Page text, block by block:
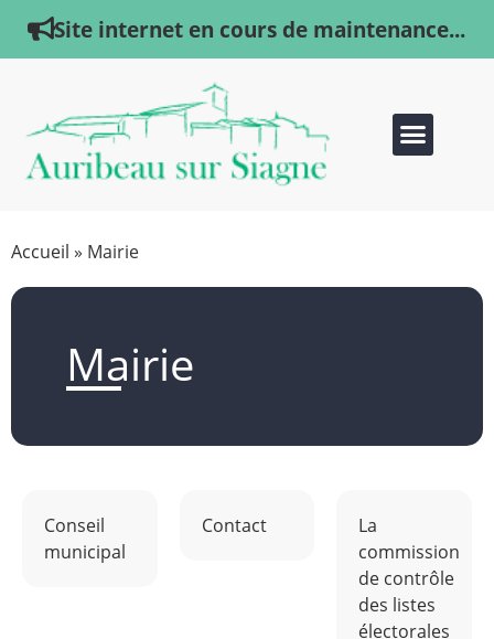
Site internet en cours de maintenance...
Accueil » Mairie
Mairie
Conseil
municipal
Contact
La
commission
de contrôle
des listes
électorales